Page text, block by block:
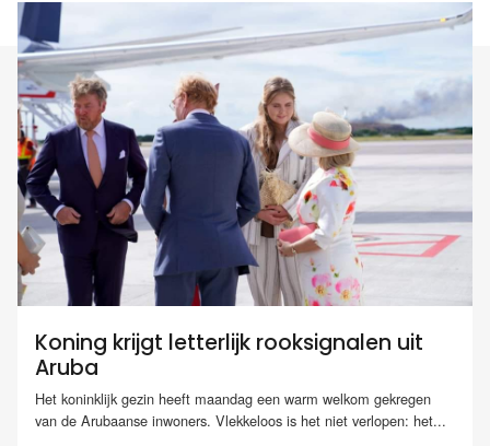
Koning krijgt letterlijk rooksignalen uit
Aruba
Het koninklijk gezin heeft maandag een warm welkom gekregen
van de Arubaanse inwoners. Vlekkeloos is het niet verlopen: het...